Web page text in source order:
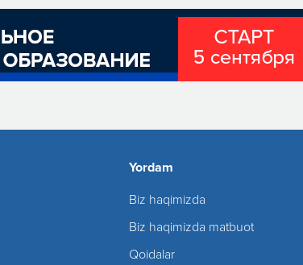
Yordam
Biz haqimizda
Biz haqimizda matbuot
Qoidalar